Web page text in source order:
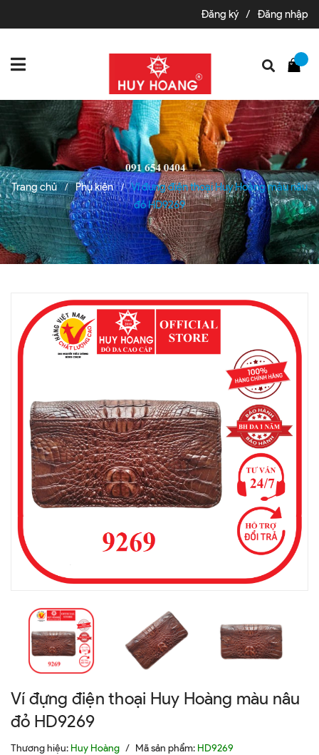
Đăng ký / Đăng nhập
Trang chủ / Phụ kiện /
Ví đựng điện thoại Huy Hoàng màu nâu
đỏ HD9269
Ví đựng điện thoại Huy Hoàng màu nâu
đỏ HD9269
Thương hiệu: Huy Hoàng / Mã sản phẩm: HD9269